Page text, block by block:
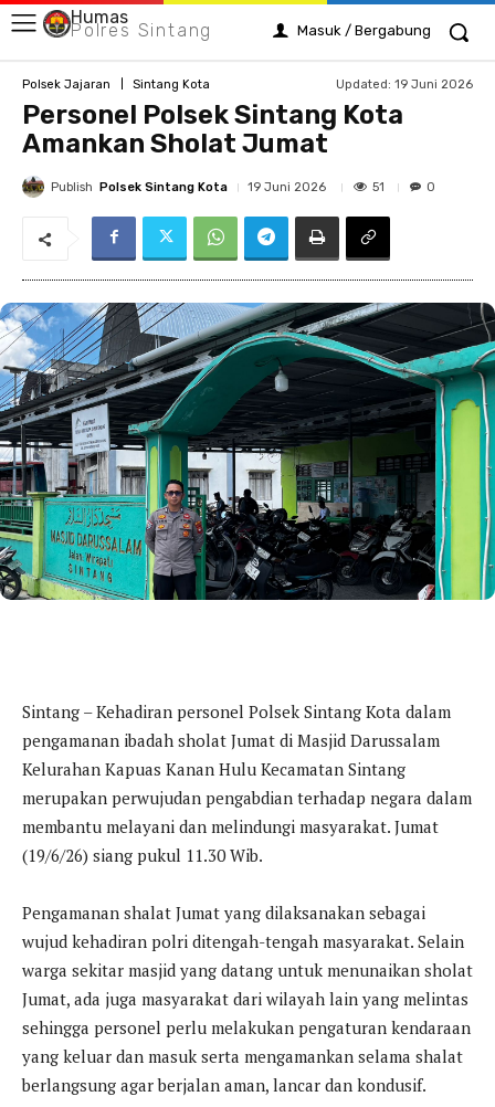
Humas
Polres Sintang Masuk / Bergabung
Polsek Jajaran Sintang Kota Updated: 19 Juni 2026
Personel Polsek Sintang Kota
Amankan Sholat Jumat
Publish Polsek Sintang Kota 19 Juni 2026 51 0
Sintang – Kehadiran personel Polsek Sintang Kota dalam
pengamanan ibadah sholat Jumat di Masjid Darussalam
Kelurahan Kapuas Kanan Hulu Kecamatan Sintang
merupakan perwujudan pengabdian terhadap negara dalam
membantu melayani dan melindungi masyarakat. Jumat
(19/6/26) siang pukul 11.30 Wib.
Pengamanan shalat Jumat yang dilaksanakan sebagai
wujud kehadiran polri ditengah-tengah masyarakat. Selain
warga sekitar masjid yang datang untuk menunaikan sholat
Jumat, ada juga masyarakat dari wilayah lain yang melintas
sehingga personel perlu melakukan pengaturan kendaraan
yang keluar dan masuk serta mengamankan selama shalat
berlangsung agar berjalan aman, lancar dan kondusif.